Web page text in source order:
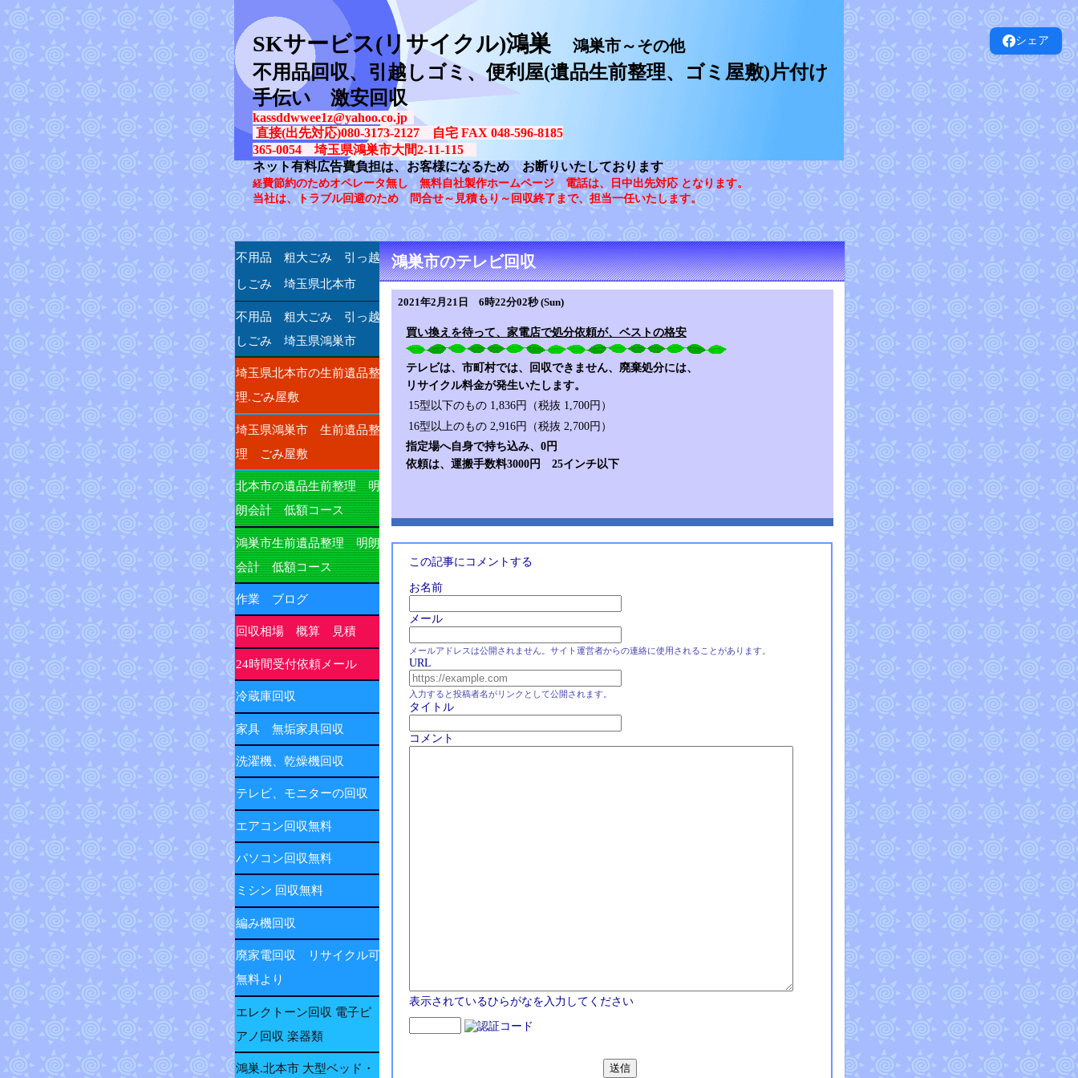
シェア
SKサービス(リサイクル)鴻巣 鴻巣市～その他
不用品回収、引越しゴミ、便利屋(遺品生前整理、ゴミ屋敷)片付け
手伝い 激安回収
kassddwwee1z@yahoo.co.jp
直接(出先対応)080-3173-2127 自宅 FAX 048-596-8185
365-0054 埼玉県鴻巣市大間2-11-115
ネット有料広告費負担は、お客様になるため お断りいたしております
経費節約のためオペレータ無し 無料自社製作ホームページ 電話は、日中出先対応 となります。
当社は、トラブル回避のため 問合せ～見積もり～回収終了まで、担当一任いたします。
鴻巣市のテレビ回収
2021年2月21日 6時22分02秒 (Sun)
買い換えを待って、家電店で処分依頼が、ベストの格安
テレビは、市町村では、回収できません、廃棄処分には、
リサイクル料金が発生いたします。
15型以下のもの 1,836円（税抜 1,700円）
16型以上のもの 2,916円（税抜 2,700円）
指定場へ自身で持ち込み、0円
依頼は、運搬手数料3000円 25インチ以下
この記事にコメントする
お名前
メール
メールアドレスは公開されません。サイト運営者からの連絡に使用されることがあります。
URL
入力すると投稿者名がリンクとして公開されます。
タイトル
コメント
表示されているひらがなを入力してください
不用品 粗大ごみ 引っ越
しごみ 埼玉県北本市
不用品 粗大ごみ 引っ越
しごみ 埼玉県鴻巣市
埼玉県北本市の生前遺品整
理.ごみ屋敷
埼玉県鴻巣市 生前遺品整
理 ごみ屋敷
北本市の遺品生前整理 明
朗会計 低額コース
鴻巣市生前遺品整理 明朗
会計 低額コース
作業 ブログ
回収相場 概算 見積
24時間受付依頼メール
冷蔵庫回収
家具 無垢家具回収
洗濯機、乾燥機回収
テレビ、モニターの回収
エアコン回収無料
パソコン回収無料
ミシン 回収無料
編み機回収
廃家電回収 リサイクル可
無料より
エレクトーン回収 電子ピ
アノ回収 楽器類
鴻巣.北本市 大型ベッド・